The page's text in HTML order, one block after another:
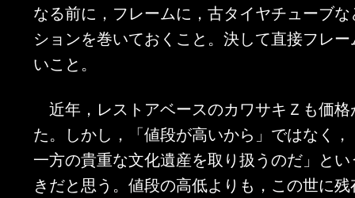
なる前に，フレームに，古タイヤチューブ
ションを巻いておくこと。決して直接フレ
いこと。
近年，レストアベースのカワサキＺも価
た。しかし，「値段が高いから」ではなく
一方の貴重な文化遺産を取り扱うのだ」と
きだと思う。値段の高低よりも，この世に